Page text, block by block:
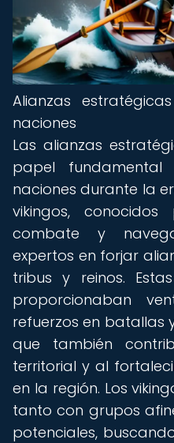
Alianzas
naciones
Las alianzas
papel
naciones durante la
vikingos,
combate y
expertos en forjar
tribus y reinos.
proporcionaban
refuerzos en batallas
que también
territorial y al
en la región. Los
tanto con grupos
potenciales,